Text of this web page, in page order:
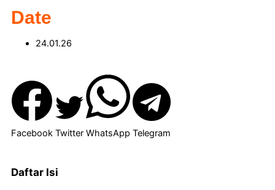
Date
24.01.26
Facebook Twitter WhatsApp Telegram
Daftar Isi